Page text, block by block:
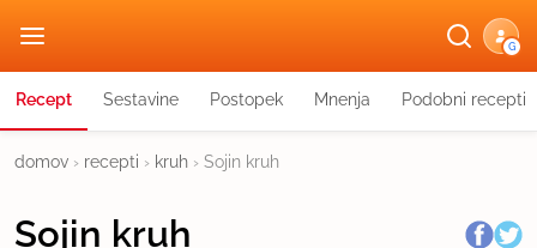
G
Recept Sestavine Postopek Mnenja Podobni recepti
domov › recepti › kruh › Sojin kruh
Sojin kruh